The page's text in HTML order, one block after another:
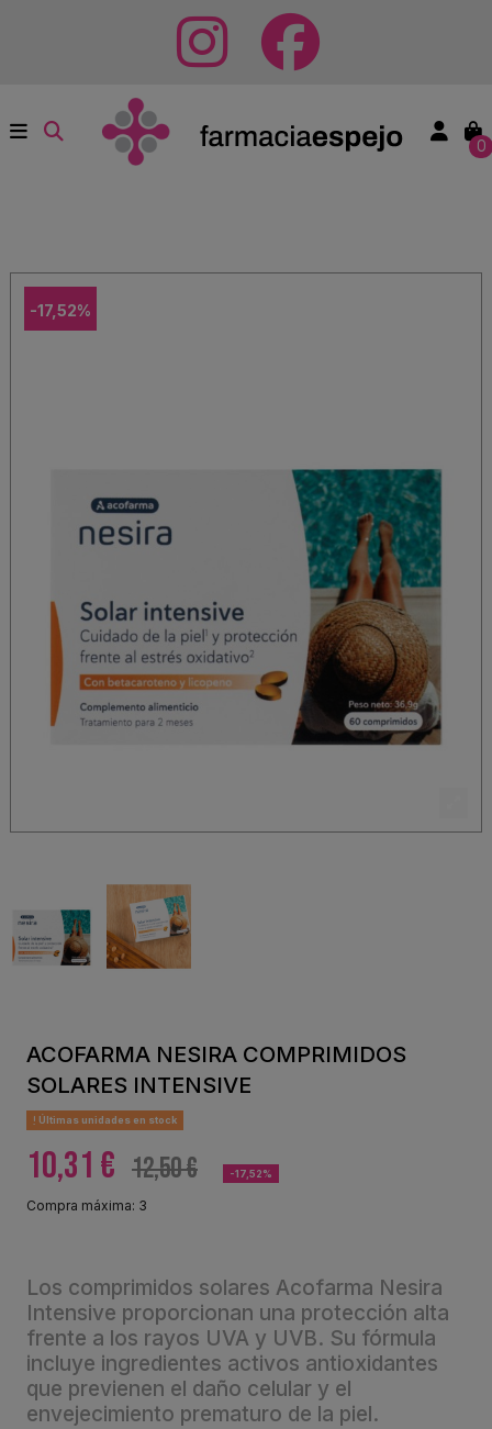
0
-17,52%
ACOFARMA NESIRA COMPRIMIDOS
SOLARES INTENSIVE
Últimas unidades en stock
10,31 € 12,50 € -17,52%
Compra máxima: 3
Los comprimidos solares Acofarma Nesira
Intensive proporcionan una protección alta
frente a los rayos UVA y UVB. Su fórmula
incluye ingredientes activos antioxidantes
que previenen el daño celular y el
envejecimiento prematuro de la piel.